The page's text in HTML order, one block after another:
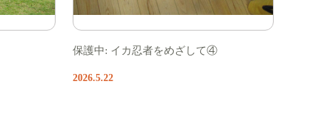
保護中: イカ忍者をめざして④
2026.5.22